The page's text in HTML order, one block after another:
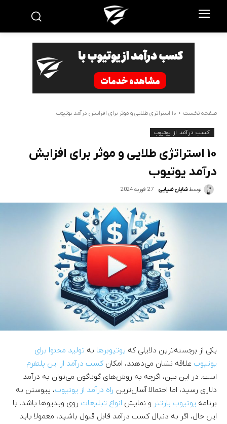
صفحه نخست ۱۰ استراتژی طلایی و موثر برای افزایش درآمد یوتیوب
کسب درآمد از یوتیوب
۱۰ استراتژی طلایی و موثر برای افزایش
درآمد یوتیوب
توسط شایان ضیایی 27 فوریه 2024
یکی از برجسته‌ترین دلایلی که یوتیوبرها به تولید محتوا برای
یوتیوب علاقه نشان می‌دهند، امکان کسب درآمد از این پلتفرم
است. در این بین، اگرچه به روش‌های گوناگون می‌توان به درآمد
دلاری رسید، اما احتمالا آسان‌ترین راه درآمد از یوتیوب، پیوستن به
برنامه یوتیوب پارتنر و نمایش انواع تبلیغات روی ویدیوها باشد. با
این حال، اگر به دنبال کسب درآمد قابل قبول باشید، معمولا باید